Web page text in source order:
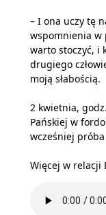
– I ona uczy tę
wspomnienia w
warto stoczyć, i
drugiego
moją słabością.
2 kwietnia,
Pańskiej w
wcześniej
Więcej w relacji